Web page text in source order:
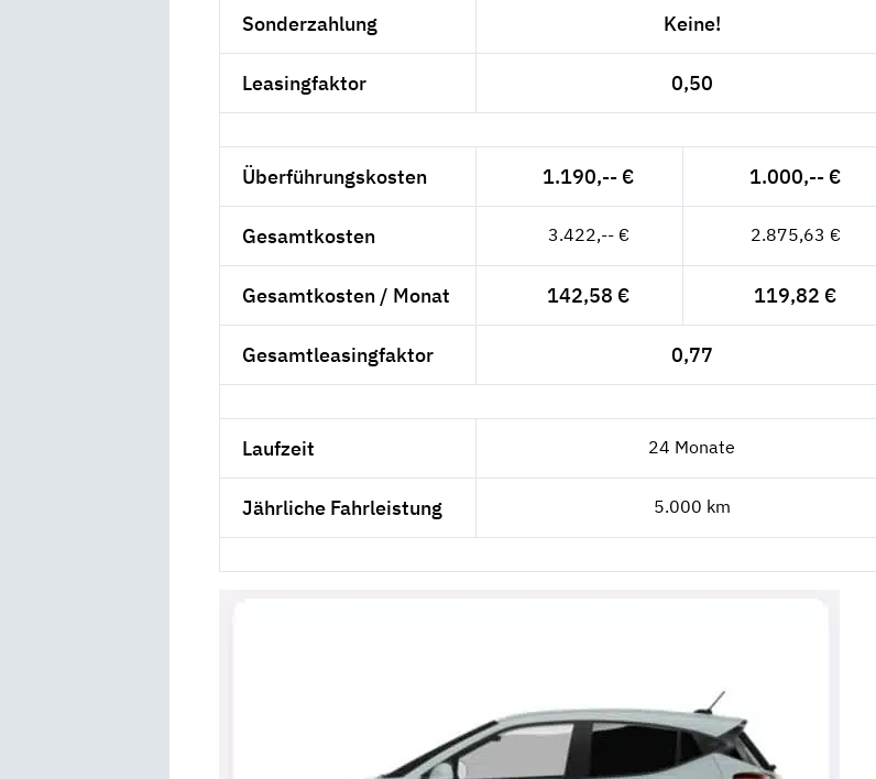
Sonderzahlung Keine!
Leasingfaktor 0,50
Überführungskosten 1.190,-- € 1.000,-- €
Gesamtkosten 3.422,-- € 2.875,63 €
Gesamtkosten / Monat 142,58 € 119,82 €
Gesamtleasingfaktor 0,77
Laufzeit 24 Monate
Jährliche Fahrleistung 5.000 km